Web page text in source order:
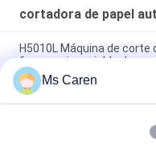
cortadora de papel
H5010L Máquina de corte
frecuencia variable de
Máquina de corte de
1600 NC
CP-670B Máquina de
Ms Caren